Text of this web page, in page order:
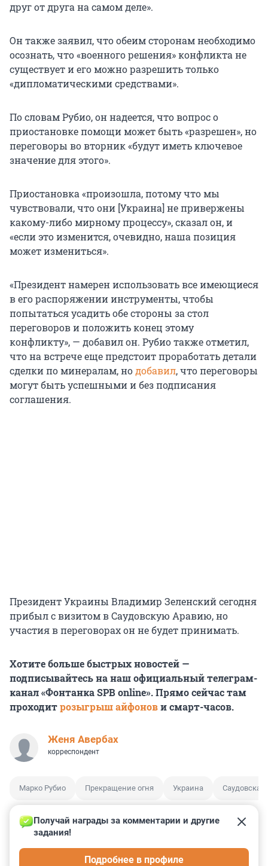
друг от друга на самом деле».
Он также заявил, что обеим сторонам необходимо
осознать, что «военного решения» конфликта не
существует и его можно разрешить только
«дипломатическими средствами».
По словам Рубио, он надеется, что вопрос о
приостановке помощи может быть «разрешен», но
переговоры во вторник «будут иметь ключевое
значение для этого».
Приостановка «произошла, потому что мы
чувствовали, что они [Украина] не привержены
какому-либо мирному процессу», сказал он, и
«если это изменится, очевидно, наша позиция
может измениться».
«Президент намерен использовать все имеющиеся
в его распоряжении инструменты, чтобы
попытаться усадить обе стороны за стол
переговоров и положить конец этому
конфликту», — добавил он. Рубио также отметил,
что на встрече еще предстоит проработать детали
сделки по минералам, нодобавил, что переговоры
могут быть успешными и без подписания
соглашения.
Президент Украины Владимир Зеленский сегодня
прибыл с визитом в Саудовскую Аравию, но
участия в переговорах он не будет принимать.
Хотите больше быстрых новостей —
подписывайтесь на наш официальный телеграм-
канал «Фонтанка SPB online». Прямо сейчас там
проходитрозыгрыш айфонови смарт-часов.
Женя Авербах
корреспондент
Марко Рубио Прекращение огня Украина Саудовская
Получай награды за комментарии и другие
задания!
Подробнее в профиле